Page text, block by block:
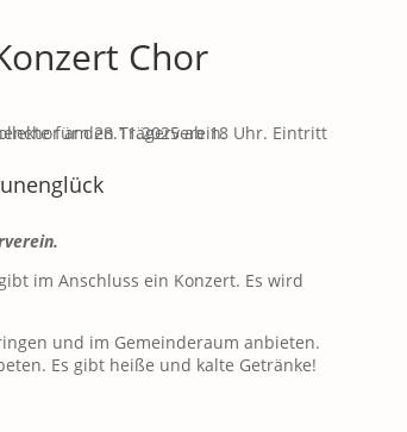
Chor
im Anschluss ein Konzert. Es wird
und im Gemeinderaum anbieten.
Es gibt heiße und kalte Getränke!